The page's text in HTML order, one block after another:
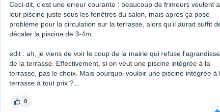
Ceci-dit, c'est une erreur courante : beaucoup de frimeurs veulent
leur piscine juste sous les fenêtres du salon, mais après ça pose
problème pour la circulation sur la terrasse, alors qu'il aurait suffit
décaler la piscine de 3-4m...
edit : ah, je viens de voir le coup de la mairie qui refuse
de la terrasse. Effectivement, si on veut une piscine intégrée à la
terrasse, pas le choix. Mais pourquoi vouloir une piscine intégrée à
terrasse à tout prix ?...
0